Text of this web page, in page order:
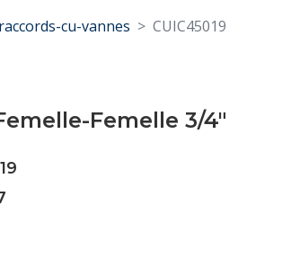
raccords-cu-vannes CUIC45019
Femelle 3/4"